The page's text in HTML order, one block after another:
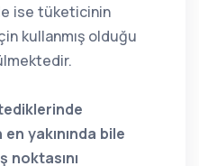
ise tüketicinin
kullanmış olduğu
yakınında bile
noktasını